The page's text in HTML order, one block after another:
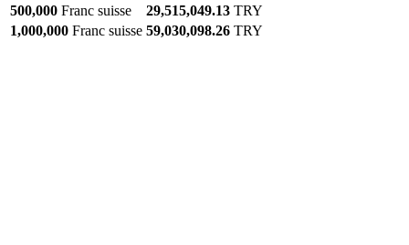
500,000 Franc suisse 29,515,049.13 TRY
1,000,000 Franc suisse 59,030,098.26 TRY